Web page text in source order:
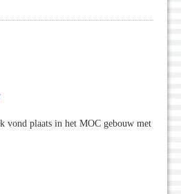
vond plaats in het MOC gebouw met